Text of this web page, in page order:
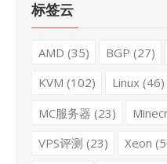
标签云
AMD (35) BGP (27)
KVM (102) Linux(46)
MC服务器 (23)
VPS评测 (23) Xeon